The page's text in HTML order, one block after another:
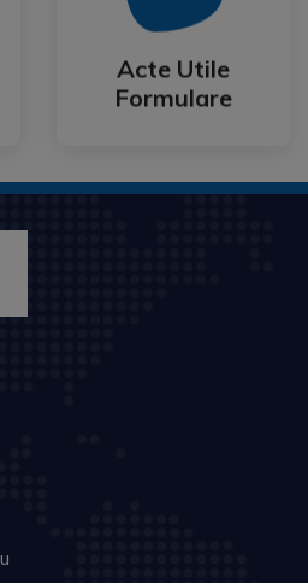
Acte Utile
Formulare
Acte Utile
Formulare